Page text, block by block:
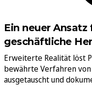
Ein neuer
geschäftliche
Erweiterte Realität löst
bewährte Verfahren
ausgetauscht und